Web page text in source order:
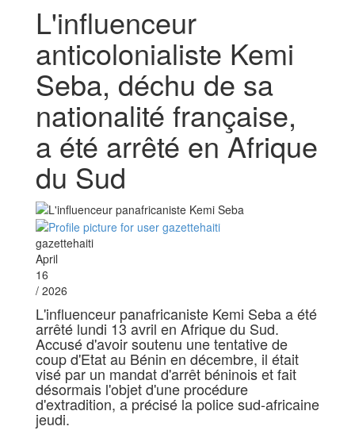
L'influenceur
anticolonialiste Kemi
Seba, déchu de sa
nationalité française,
a été arrêté en Afrique
du Sud
gazettehaiti
April
16
/ 2026
L'influenceur panafricaniste Kemi Seba a été
arrêté lundi 13 avril en Afrique du Sud.
Accusé d'avoir soutenu une tentative de
coup d'Etat au Bénin en décembre, il était
visé par un mandat d'arrêt béninois et fait
désormais l'objet d'une procédure
d'extradition, a précisé la police sud-africaine
jeudi.